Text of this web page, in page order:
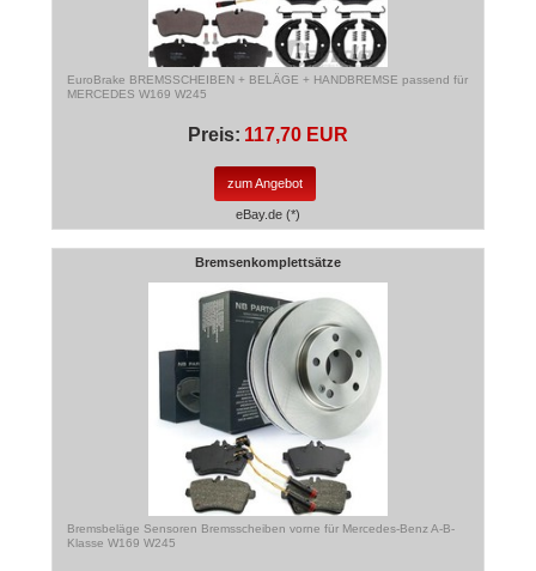
EuroBrake BREMSSCHEIBEN + BELÄGE + HANDBREMSE passend für
MERCEDES W169 W245
Preis: 117,70 EUR
zum Angebot
eBay.de (*)
Bremsenkomplettsätze
Bremsbeläge Sensoren Bremsscheiben vorne für Mercedes-Benz A-B-
Klasse W169 W245